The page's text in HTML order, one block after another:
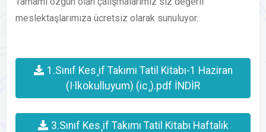
meslektaşlarımıza ücretsiz olarak sunuluyor.
1.Sınıf Kes¸if Takımı Tatil Kitabı-1 Haziran
(I·lkokulluyum) (ic¸).pdf İNDİR
3.Sınıf Kes¸if Takımı Tatil Kitabı Haftalık